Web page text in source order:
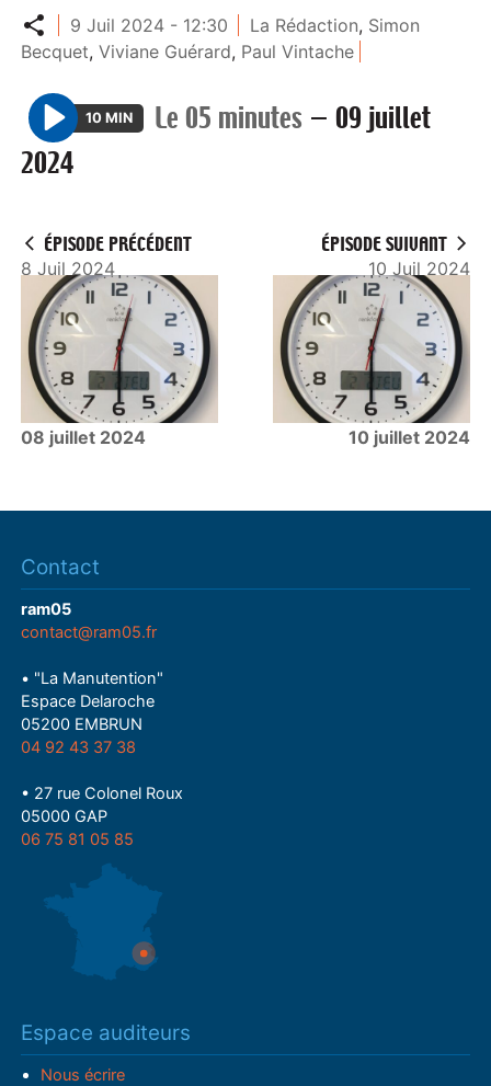
Partager
9 Juil 2024 - 12:30 La Rédaction, Simon
Becquet,Viviane Guérard, Paul Vintache
P
l
10 MIN Le 05 minutes — 09 juillet
2024
ÉPISODE PRÉCÉDENT
8 Juil 2024
08 juillet 2024
ÉPISODE SUIVANT
10 Juil 2024
10 juillet 2024
Contact
ram05
contact@ram05.fr
• "La Manutention"
Espace Delaroche
05200 EMBRUN
04 92 43 37 38
• 27 rue Colonel Roux
05000 GAP
06 75 81 05 85
Espace auditeurs
Nous écrire